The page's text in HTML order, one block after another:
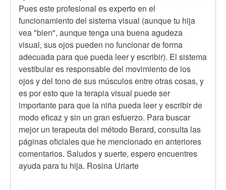
y
por
Anónimo
(no
verificado)
Pues este profesional es experto en el
funcionamiento del sistema visual (aunque tu hija
vea "bien", aunque tenga una buena agudeza
visual, sus ojos pueden no funcionar de forma
adecuada para que pueda leer y escribir). El sistema
vestibular es responsable del movimiento de los
ojos y del tono de sus músculos entre otras cosas, y
es por esto que la terapia visual puede ser
importante para que la niña pueda leer y escribir de
modo eficaz y sin un gran esfuerzo. Para buscar
mejor un terapeuta del método Berard, consulta las
páginas oficiales que he mencionado en anteriores
comentarios. Saludos y suerte, espero encuentres
ayuda para tu hija. Rosina Uriarte